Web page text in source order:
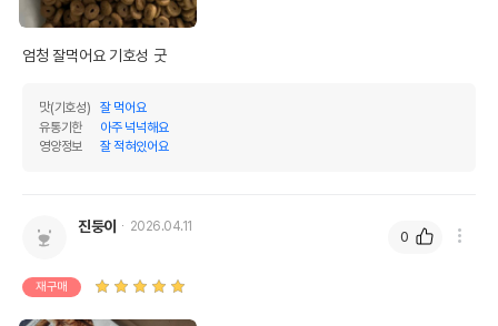
엄청 잘먹어요 기호성 굿
맛(기호성)
잘 먹어요
유통기한
아주 넉넉해요
영양정보
잘 적혀있어요
진둥이 2026.04.11
재구매
0